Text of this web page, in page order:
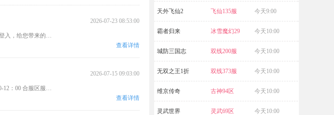
2026-07-23 08:53:00
亲爱的主公： 为了优化您的游戏体验，我们将于 7月23日上午10:00-10:30 进行一次例行维护，维护期间无法登入，给您带来的不便敬
查看详情
2026-07-15 09:03:00
亲爱的主公： 为了给您带来更好的游戏体验，游戏将于2026.7.16进行合服操作 合服时间： 7月16日上午10:00-12：00 合服区服范围：
查看详情
天外飞仙2 飞仙135服 今天9:00
霸者归来 冰雪魔幻29
区
今天10:00
城防三国志 双线200服 今天10:00
无双之王1折 双线373服 今天10:00
维京传奇 古神94区 今天10:00
灵武世界 灵武69区 今天10:00